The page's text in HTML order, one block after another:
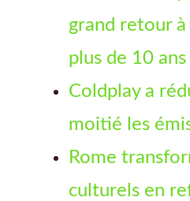
grand retour à
plus de 10 ans
Coldplay a
moitié les
Rome
culturels en